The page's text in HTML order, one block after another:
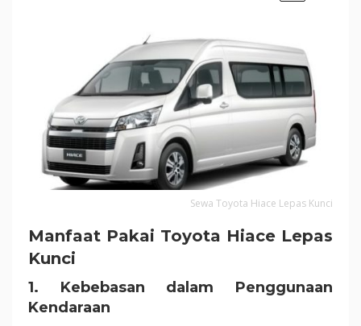
Sewa Toyota Hiace Lepas Kunci
Manfaat Pakai Toyota Hiace Lepas
Kunci
1. Kebebasan dalam Penggunaan
Kendaraan